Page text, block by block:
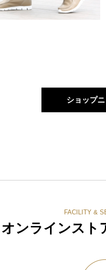
ショップ
FACILITY &
ンラインスト